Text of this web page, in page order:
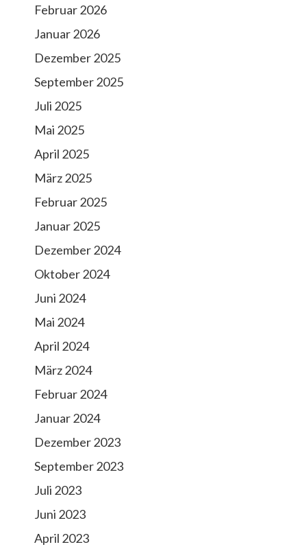
Februar 2026
Januar 2026
Dezember 2025
September 2025
Juli 2025
Mai 2025
April 2025
März 2025
Februar 2025
Januar 2025
Dezember 2024
Oktober 2024
Juni 2024
Mai 2024
April 2024
März 2024
Februar 2024
Januar 2024
Dezember 2023
September 2023
Juli 2023
Juni 2023
April 2023